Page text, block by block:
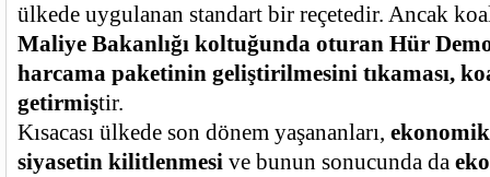
ülkede uygulanan standart bir reçetedir. Ancak
Maliye Bakanlığı koltuğunda oturan Hür
harcama paketinin geliştirilmesini tıkaması,
getirmiştir.
Kısacası ülkede son dönem yaşananları,
siyasetin kilitlenmesi ve bunun sonucunda da